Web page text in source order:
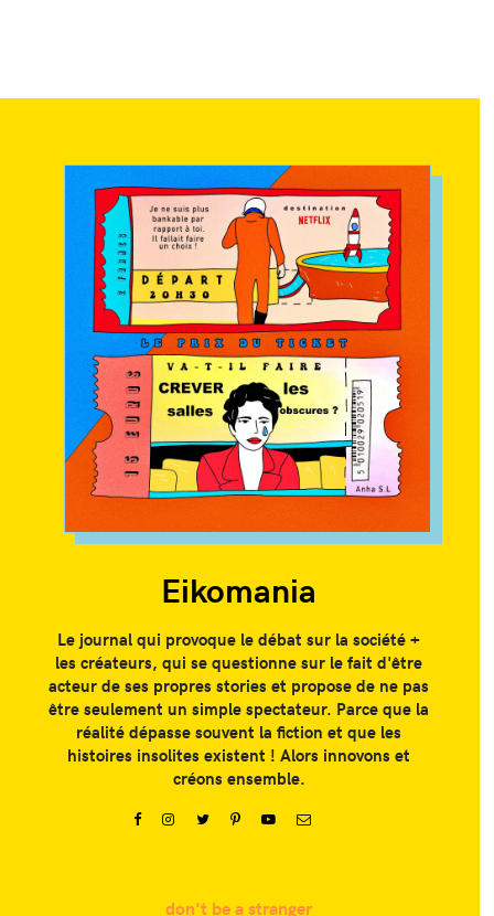
Eikomania
Le journal qui provoque le débat sur la société +
les créateurs, qui se questionne sur le fait d'être
acteur de ses propres stories et propose de ne pas
être seulement un simple spectateur. Parce que la
réalité dépasse souvent la fiction et que les
histoires insolites existent ! Alors innovons et
créons ensemble.